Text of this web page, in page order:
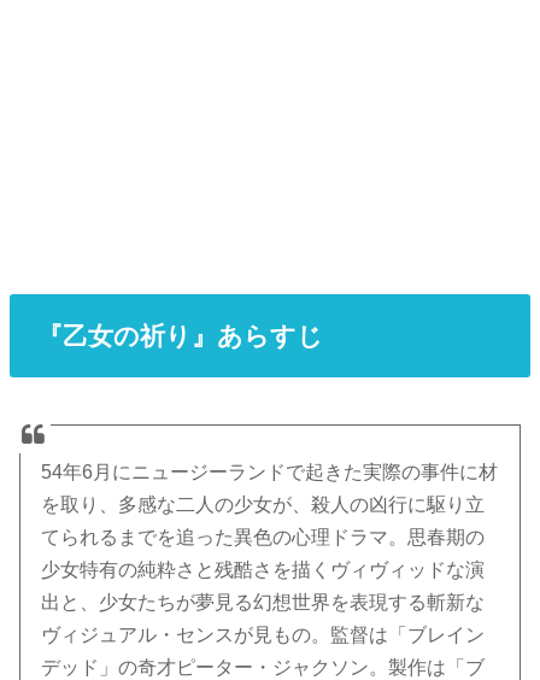
『乙女の祈り』あらすじ
54年6月にニュージーランドで起きた実際の事件に材
を取り、多感な二人の少女が、殺人の凶行に駆り立
てられるまでを追った異色の心理ドラマ。思春期の
少女特有の純粋さと残酷さを描くヴィヴィッドな演
出と、少女たちが夢見る幻想世界を表現する斬新な
ヴィジュアル・センスが見もの。監督は「ブレイン
デッド」の奇才ピーター・ジャクソン。製作は「ブ